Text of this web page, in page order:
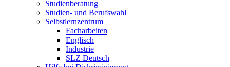
Studienberatung
Studien- und Berufswahl
Selbstlernzentrum
Facharbeiten
Englisch
Industrie
SLZ Deutsch